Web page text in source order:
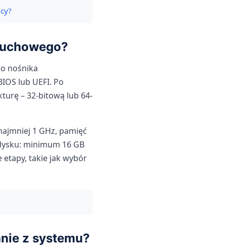
nośnika
lub UEFI. Po
– 32-bitową lub 64-
1 GHz, pamięć
minimum 16 GB
etapy, takie jak wybór
z systemu?